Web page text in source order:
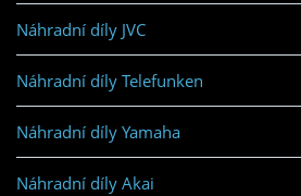
Náhradní díly JVC
Náhradní díly Telefunken
Náhradní díly Yamaha
Náhradní díly Akai